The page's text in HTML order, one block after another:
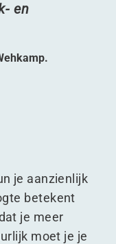
en
je aanzienlijk
betekent
je meer
moet je je